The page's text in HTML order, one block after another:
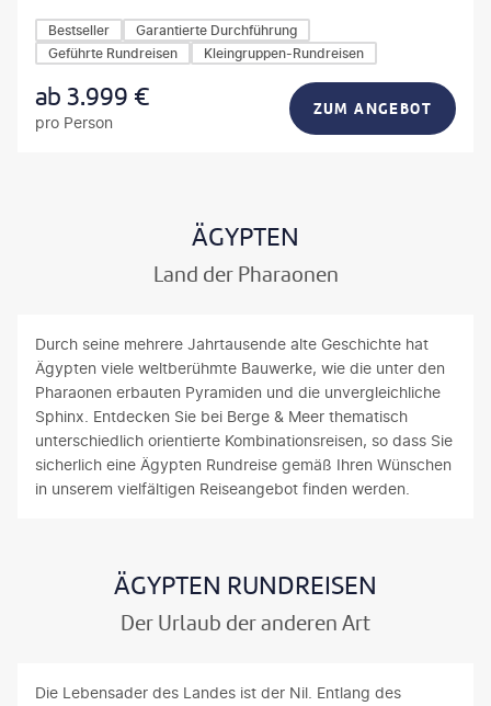
Bestseller
Garantierte Durchführung
Geführte Rundreisen
Kleingruppen-Rundreisen
ab3.999 €
pro Person
ZUM ANGEBOT
ÄGYPTEN
Land der Pharaonen
Durch seine mehrere Jahrtausende alte Geschichte hat
Ägypten viele weltberühmte Bauwerke, wie die unter den
Pharaonen erbauten Pyramiden und die unvergleichliche
Sphinx. Entdecken Sie bei Berge & Meer thematisch
unterschiedlich orientierte Kombinationsreisen, so dass Sie
sicherlich eine Ägypten Rundreise gemäß Ihren Wünschen
in unserem vielfältigen Reiseangebot finden werden.
ÄGYPTEN RUNDREISEN
Der Urlaub der anderen Art
Die Lebensader des Landes ist der Nil. Entlang des